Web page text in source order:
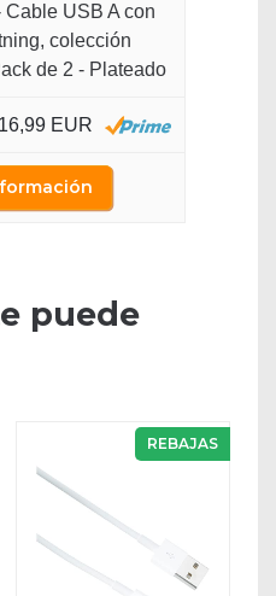
USB A con
colección
de 2 - Plateado
16,99 EUR
puede
REBAJAS